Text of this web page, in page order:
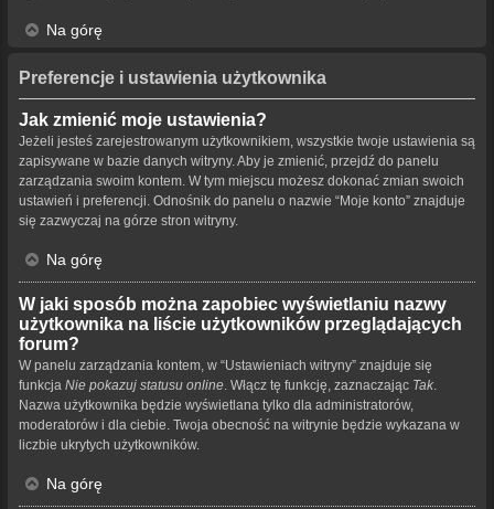
Na górę
Preferencje i ustawienia użytkownika
Jak zmienić moje ustawienia?
Jeżeli jesteś zarejestrowanym użytkownikiem, wszystkie twoje ustawienia są
zapisywane w bazie danych witryny. Aby je zmienić, przejdź do panelu
zarządzania swoim kontem. W tym miejscu możesz dokonać zmian swoich
ustawień i preferencji. Odnośnik do panelu o nazwie “Moje konto” znajduje
się zazwyczaj na górze stron witryny.
Na górę
W jaki sposób można zapobiec wyświetlaniu nazwy
użytkownika na liście użytkowników przeglądających
forum?
W panelu zarządzania kontem, w “Ustawieniach witryny” znajduje się
funkcja Nie pokazuj statusu online . Włącz tę funkcję, zaznaczając Tak
Nazwa użytkownika będzie wyświetlana tylko dla administratorów,
moderatorów i dla ciebie. Twoja obecność na witrynie będzie wykazana w
liczbie ukrytych użytkowników.
Na górę